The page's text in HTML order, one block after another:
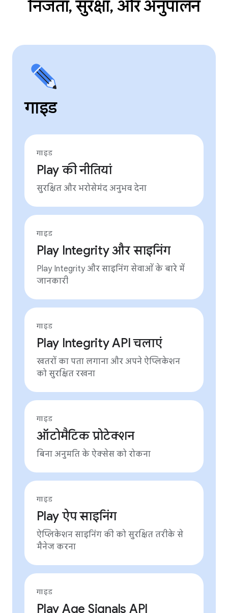
निजता, सुरक्षा, और अनुपालन
गाइड
गाइड
Play की नीतियां
सुरक्षित और भरोसेमंद अनुभव देना
गाइड
Play Integrity और साइनिंग
Play Integrity और साइनिंग सेवाओं के बारे में
जानकारी
गाइड
Play Integrity API चलाएं
खतरों का पता लगाना और अपने ऐप्लिकेशन
को सुरक्षित रखना
गाइड
ऑटोमैटिक प्रोटेक्शन
बिना अनुमति के ऐक्सेस को रोकना
गाइड
Play ऐप साइनिंग
ऐप्लिकेशन साइनिंग की को सुरक्षित तरीके से
मैनेज करना
गाइड
Play Age Signals API